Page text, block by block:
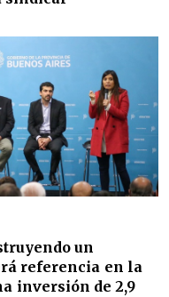
un
referencia en la
inversión de 2,9